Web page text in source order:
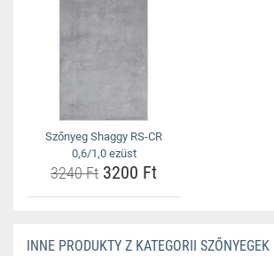
Szőnyeg Shaggy RS-CR
0,6/1,0 ezüst
3240 Ft 3200 Ft
INNE PRODUKTY Z KATEGORII SZŐNYEGEK